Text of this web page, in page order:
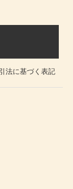
法に基づく表記